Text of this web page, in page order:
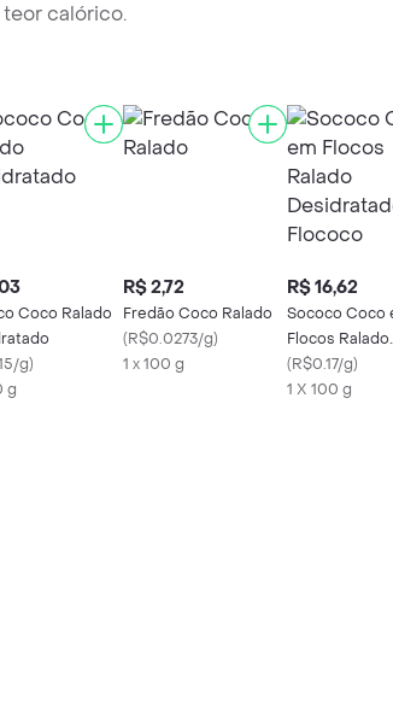
calórico.
Coco Ralado
g)
g
R$ 2,72
Fredão Coco Ralado
(R$0.0273/g)
1 x 100 g
R$ 16,62
Sococo Coco
Flocos Ralado
Desidratado
(R$0.17/g)
1 X 100 g